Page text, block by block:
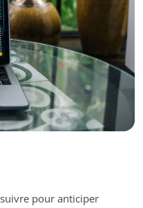
pour anticiper